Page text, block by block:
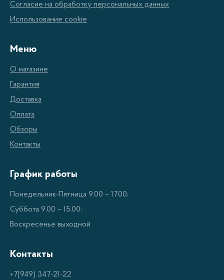
Согласие на обработку персональных данных
Использование cookie
Меню
О магазине
Гарантия
Доставка
Оплата
Обзоры
Контакты
График работы
Понедельник-Пятница 9.00 – 17.00;
Суббота 9.00 – 15.00;
Воскресенье выходной
Контакты
+7(949) 347-21-22